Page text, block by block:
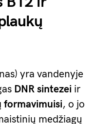
yra vandenyje
DNR sintezei ir
, o jo
medžiagų